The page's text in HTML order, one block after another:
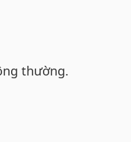
thường.